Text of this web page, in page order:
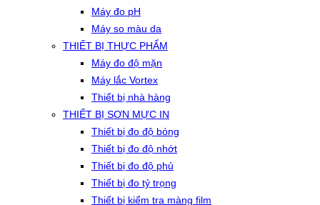
Máy đo pH
Máy so màu da
THIẾT BỊ THỰC PHẨM
Máy đo độ mặn
Máy lắc Vortex
Thiết bị nhà hàng
THIẾT BỊ SƠN MỰC IN
Thiết bị đo độ bóng
Thiết bị đo độ nhớt
Thiết bị đo độ phủ
Thiết bị đo tỷ trọng
Thiết bị kiểm tra màng film